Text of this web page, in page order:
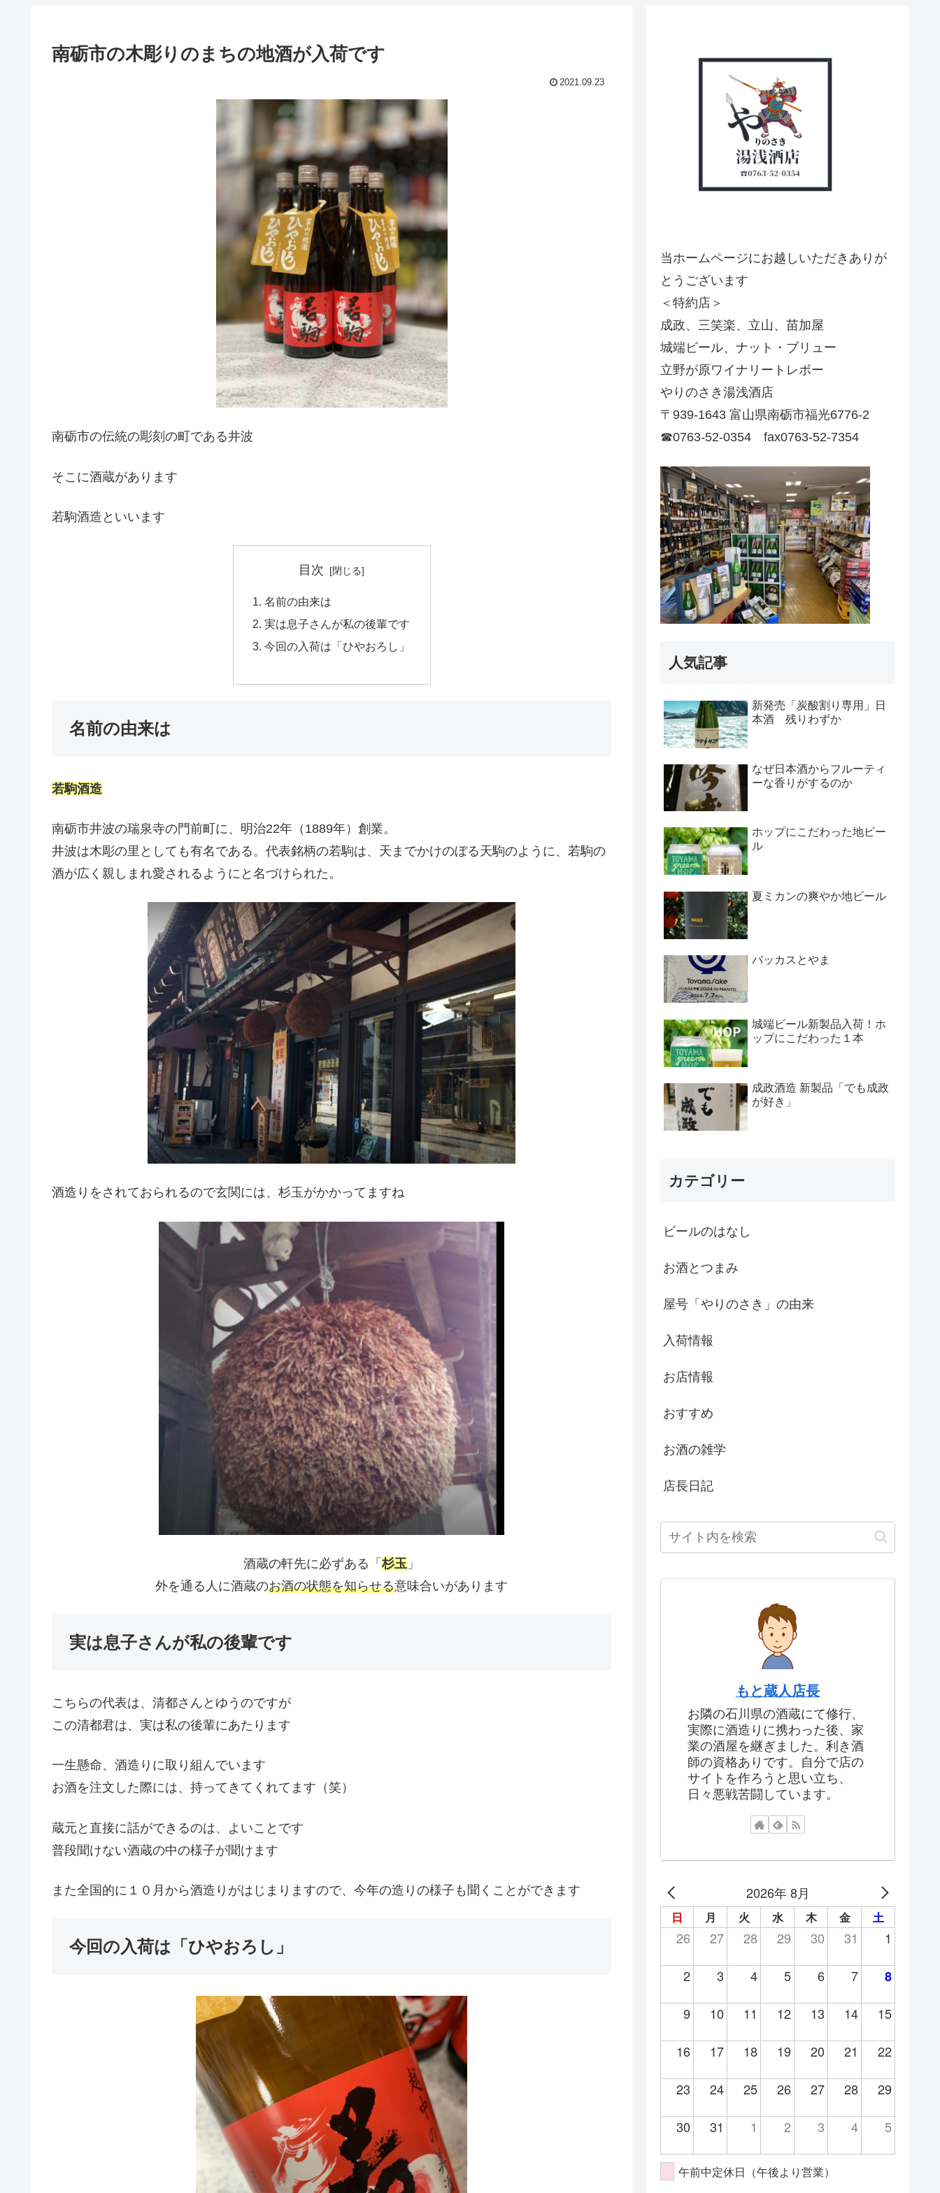
南砺市の木彫りのまちの地酒が入荷です
2021.09.23
南砺市の伝統の彫刻の町である井波
そこに酒蔵があります
若駒酒造といいます
目次
名前の由来は
実は息子さんが私の後輩です
今回の入荷は「ひやおろし」
名前の由来は
若駒酒造
南砺市井波の瑞泉寺の門前町に、明治22年（1889年）創業。
井波は木彫の里としても有名である。代表銘柄の若駒は、天までかけのぼる天駒のように、若駒の
酒が広く親しまれ愛されるようにと名づけられた。
酒造りをされておられるので玄関には、杉玉がかかってますね
酒蔵の軒先に必ずある「杉玉 」
外を通る人に酒蔵のお酒の状態を知らせる意味合いがあります
実は息子さんが私の後輩です
こちらの代表は、清都さんとゆうのですが
この清都君は、実は私の後輩にあたります
一生懸命、酒造りに取り組んでいます
お酒を注文した際には、持ってきてくれてます（笑）
蔵元と直接に話ができるのは、よいことです
普段聞けない酒蔵の中の様子が聞けます
また全国的に１０月から酒造りがはじまりますので、今年の造りの様子も聞くことができます
今回の入荷は「ひやおろし」
当ホームページにお越しいただきありが
とうございます
＜特約店＞
成政、三笑楽、立山、苗加屋
城端ビール、ナット・ブリュー
立野が原ワイナリートレボー
やりのさき湯浅酒店
〒939-1643 富山県南砺市福光6776-2
☎0763-52-0354 fax0763-52-7354
人気記事
新発売「炭酸割り専用」日
本酒 残りわずか
なぜ日本酒からフルーティ
ーな香りがするのか
ホップにこだわった地ビー
ル
夏ミカンの爽やか地ビール
バッカスとやま
城端ビール新製品入荷！ホ
ップにこだわった１本
成政酒造 新製品「でも成政
が好き」
カテゴリー
ビールのはなし
お酒とつまみ
屋号「やりのさき」の由来
入荷情報
お店情報
おすすめ
お酒の雑学
店長日記
もと蔵人店長
お隣の石川県の酒蔵にて修行、
実際に酒造りに携わった後、家
業の酒屋を継ぎました。利き酒
師の資格ありです。自分で店の
サイトを作ろうと思い立ち、
日々悪戦苦闘しています。
2026年 8月
日 月 火 水 木 金 土
26 27 28 29 30 31 1
2 3 4 5 6 7 8
9 10 11 12 13 14 15
16 17 18 19 20 21 22
23 24 25 26 27 28 29
30 31 1 2 3 4 5
午前中定休日（午後より営業）